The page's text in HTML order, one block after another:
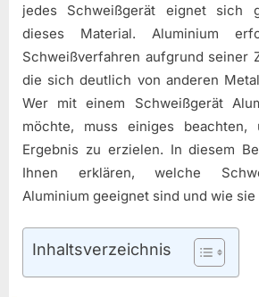
jedes Schweißgerät eignet sich
dieses Material. Aluminium
Schweißverfahren aufgrund seiner
die sich deutlich von anderen
Wer mit einem Schweißgerät
möchte, muss einiges beachten,
Ergebnis zu erzielen. In diesem
Ihnen erklären, welche
Aluminium geeignet sind und wie
Inhaltsverzeichnis